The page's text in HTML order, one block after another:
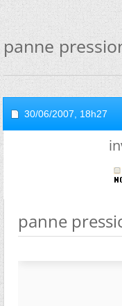
panne
30/06/2007, 18h27
panne